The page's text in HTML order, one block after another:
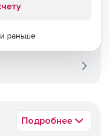
Подробнее
раньше